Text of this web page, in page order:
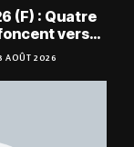
(F) : Quatre
vers
AOÛT 2026